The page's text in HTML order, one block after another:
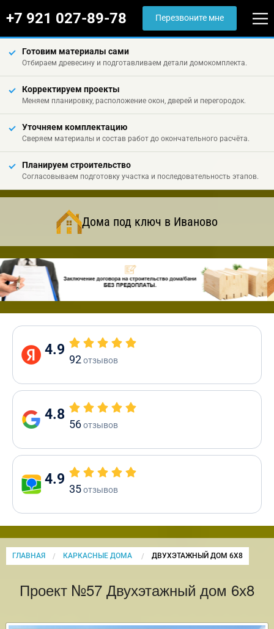
+7 921 027-89-78 Перезвоните мне
Готовим материалы сами
Отбираем древесину и подготавливаем детали домокомплекта.
Корректируем проекты
Меняем планировку, расположение окон, дверей и перегородок.
Уточняем комплектацию
Сверяем материалы и состав работ до окончательного расчёта.
Планируем строительство
Согласовываем подготовку участка и последовательность этапов.
Дома под ключ в Иваново
4.9
92отзывов
4.8
56отзывов
4.9
35отзывов
ГЛАВНАЯ КАРКАСНЫЕ ДОМА CURRENT:
ДВУХЭТАЖНЫЙ ДОМ 6Х8
Проект №57 Двухэтажный дом 6х8